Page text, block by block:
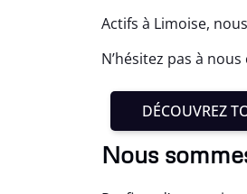
Actifs à Limoise,
N’hésitez pas à
DÉCOUVREZ
Nous